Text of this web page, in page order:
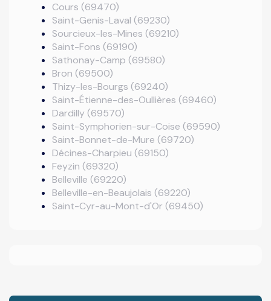
Cours (69470)
Saint-Genis-Laval (69230)
Sourcieux-les-Mines (69210)
Saint-Fons (69190)
Sathonay-Camp (69580)
Bron (69500)
Thizy-les-Bourgs (69240)
Saint-Étienne-des-Oullières (69460)
Dardilly (69570)
Saint-Symphorien-sur-Coise (69590)
Saint-Bonnet-de-Mure (69720)
Décines-Charpieu (69150)
Feyzin (69320)
Belleville (69220)
Belleville-en-Beaujolais (69220)
Saint-Cyr-au-Mont-d'Or (69450)